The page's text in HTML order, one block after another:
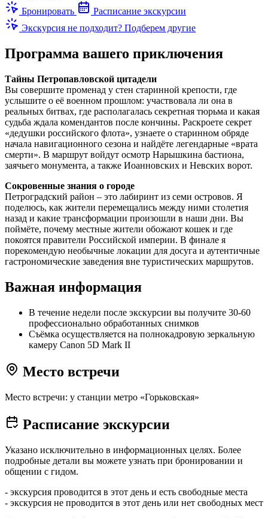
Бронировать
Расписание экскурсии
Экскурсия не подходит? Подберем другие
Программа вашего приключения
Тайны Петропавловской цитадели
Вы совершите променад у стен старинной крепости, где
услышите о её военном прошлом: участвовала ли она в
реальных битвах, где располагалась секретная тюрьма и какая
судьба ждала комендантов после кончины. Раскроете секрет
«дедушки российского флота», узнаете о старинном обряде
начала навигационного сезона и найдёте легендарные «врата
смерти». В маршрут войдут осмотр Нарышкина бастиона,
заячьего монумента, а также Иоанновских и Невских ворот.
Сокровенные знания о городе
Петроградский район – это лабиринт из семи островов. Я
поделюсь, как жители перемещались между ними столетия
назад и какие трансформации произошли в наши дни. Вы
поймёте, почему местные жители обожают кошек и где
покоятся правители Российской империи. В финале я
порекомендую необычные локации для досуга и аутентичные
гастрономические заведения вне туристических маршрутов.
Важная информация
В течение недели после экскурсии вы получите 30-60
профессионально обработанных снимков
Съёмка осуществляется на полнокадровую зеркальную
камеру Canon 5D Mark II
Место встречи
Место встречи: у станции метро «Горьковская»
Расписание экскурсии
Указано исключительно в информационных целях. Более
подробные детали вы можете узнать при бронировании и
общении с гидом.
- экскурсия проводится в этот день и есть свободные места
- экскурсия не проводится в этот день или нет свободных мест